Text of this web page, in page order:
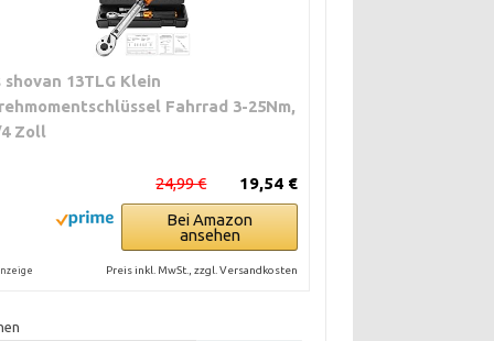
shovan 13TLG Klein
Fahrrad 3-25Nm,
Zoll
19,54 €
24,99 €
Bei Amazon
ansehen
Preis inkl. MwSt., zzgl. Versandkosten